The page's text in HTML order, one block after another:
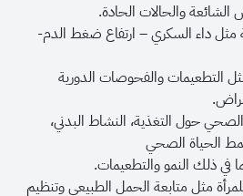
والحالات الحادة.
مثل داء السكري – ارتفاع ضغط الدم-
مثل التطعيمات والفحوصات الدورية
حول التغذية، النشاط البدني،
الحياة الصحي
في ذلك النمو والتطعيمات.
مثل متابعة الحمل الطبيعي وتنظيم